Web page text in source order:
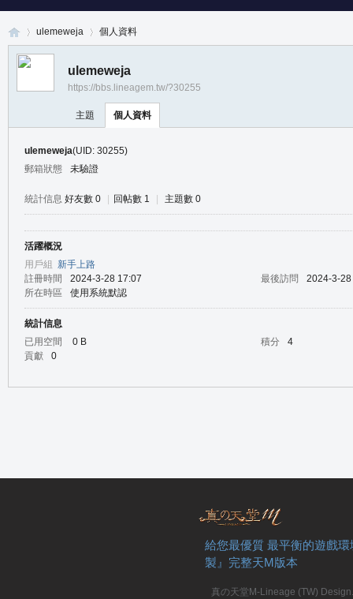
ulemeweja 個人資料
ulemeweja
https://bbs.lineagem.tw/?30255
主題 個人資料
ulemeweja(UID: 30255)
郵箱狀態
未驗證
統計信息 好友數 0 回帖數 1 主題數 0
活躍概況
用戶組 新手上路
註冊時間
2024-3-28 17:07 最後訪問
2024-3-
所在時區
使用系統默認
統計信息
已用空間
0 B 積分
4
貢獻
0
給您最優質 最平衡的遊戲
製』完整天M版本
真の天堂M-Lineage (TW)